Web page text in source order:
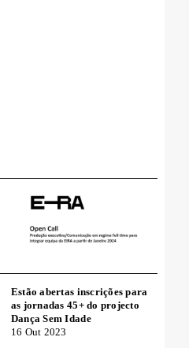
Estão abertas inscrições para
as jornadas 45+ do projecto
Dança Sem Idade
16 Out 2023